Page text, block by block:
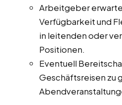
Arbeitgeber
Verfügbarkeit und
in leitenden oder
Positionen.
Eventuell
Geschäftsreisen zu